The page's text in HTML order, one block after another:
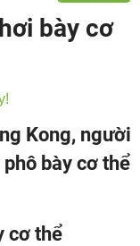
bày cơ
Kong, người
bày cơ thể
cơ thể